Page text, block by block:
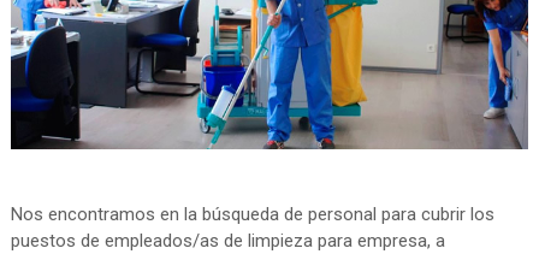
Nos encontramos en la búsqueda de personal para cubrir los
puestos de empleados/as de limpieza para empresa, a